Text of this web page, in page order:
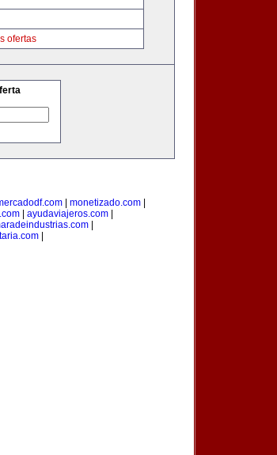
ofertas
| monetizado.com|
| ayudaviajeros.com|